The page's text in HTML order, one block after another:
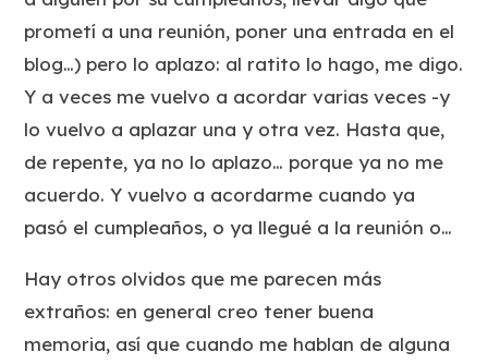
prometí a una reunión, poner una entrada en el
blog…) pero lo aplazo: al ratito lo hago, me digo.
Y a veces me vuelvo a acordar varias veces -y
lo vuelvo a aplazar una y otra vez. Hasta que,
de repente, ya no lo aplazo… porque ya no me
acuerdo. Y vuelvo a acordarme cuando ya
pasó el cumpleaños, o ya llegué a la reunión o…
Hay otros olvidos que me parecen más
extraños: en general creo tener buena
memoria, así que cuando me hablan de alguna